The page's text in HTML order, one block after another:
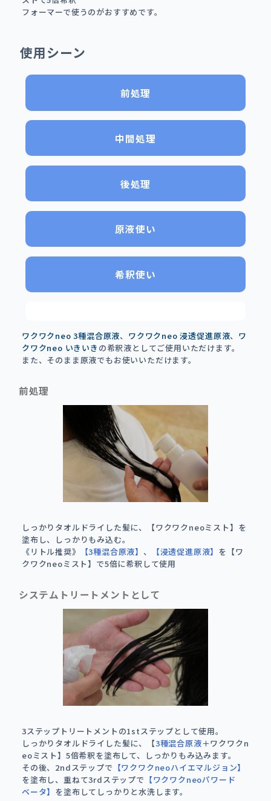
フォーマーで使うのがおすすめです。
使用シーン
前処理
中間処理
後処理
原液使い
希釈使い
ワクワクneo 3種混合原液、 ワクワクneo 浸透促進原液、 ワ
クワクneo いきいき の希釈液としてご使用いただけます。
また、そのまま原液でもお使いいただけます。
前処理
しっかりタオルドライした髪に、【ワクワクneoミスト】を
塗布し、しっかりもみ込む。
《リトル推奨》
【3種混合原液】 、 【浸透促進原液】 を【ワ
クワクneoミスト】で5倍に希釈して使用
システムトリートメントとして
3ステップトリートメントの1stステップとして使用。
しっかりタオルドライした髪に、【3種混合原液＋ワクワクn
eoミスト】5倍希釈を塗布して、しっかりもみ込みます。
その後、2ndステップで 【ワクワクneoハイエマルジョン】
を塗布し、重ねて3rdステップで 【ワクワクneoパワード
ベータ】 を塗布してしっかりと水洗します。